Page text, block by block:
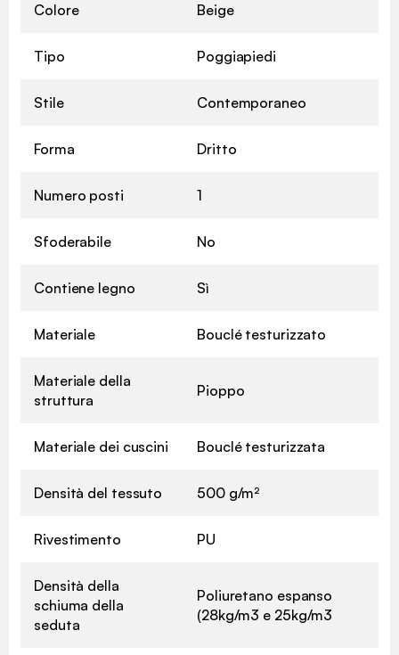
Colore Beige
Tipo Poggiapiedi
Stile Contemporaneo
Forma Dritto
Numero posti 1
Sfoderabile No
Contiene legno Sì
Materiale Bouclé testurizzato
Materiale della
struttura
Pioppo
Materiale dei cuscini Bouclé testurizzata
Densità del tessuto 500 g/m²
Rivestimento PU
Densità della
schiuma della
seduta
Poliuretano espanso
(28kg/m3 e 25kg/m3